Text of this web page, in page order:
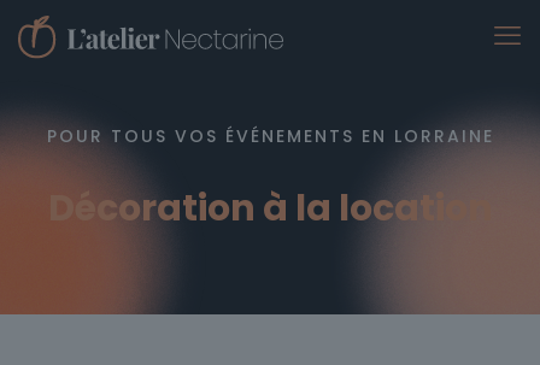
POUR TOUS VOS ÉVÉNEMENTS EN LORRAINE
Décoration à la location